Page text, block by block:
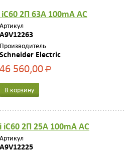
2П 63A 100mA AC
Артикул
A9V12263
Производитель
Schneider Electric
46 560,00Р
В корзину
2П 25A 100mA AC
Артикул
A9V12225